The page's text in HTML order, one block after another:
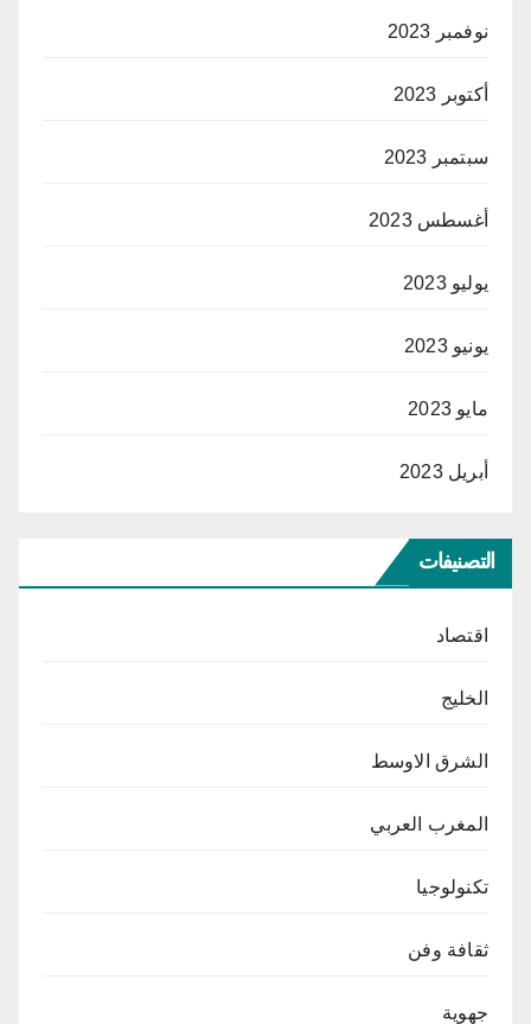
نوفمبر 2023
أكتوبر 2023
سبتمبر 2023
أغسطس 2023
يوليو 2023
يونيو 2023
مايو 2023
أبريل 2023
التصنيفات
اقتصاد
الخليج
الشرق الاوسط
المغرب العربي
تكنولوجيا
ثقافة وفن
جهوية